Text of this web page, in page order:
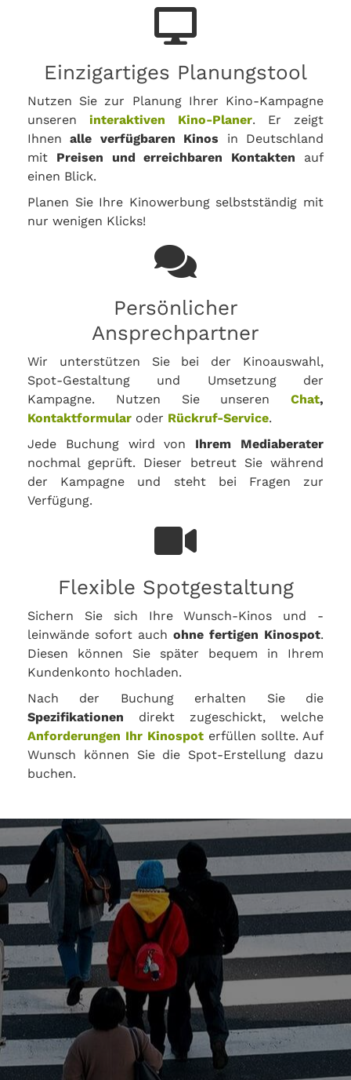
Einzigartiges Planungstool
Nutzen Sie zur Planung Ihrer Kino-Kampagne
unseren interaktiven Kino-Planer. Er zeigt
Ihnenalle verfügbaren Kinos in Deutschland
mit Preisen und erreichbaren Kontakten auf
einen Blick.
Planen Sie Ihre Kinowerbung selbstständig mit
nur wenigen Klicks!
Persönlicher
Ansprechpartner
Wir unterstützen Sie bei der Kinoauswahl,
Spot-Gestaltung und Umsetzung der
Kampagne. Nutzen Sie unseren Chat,
Kontaktformular oder Rückruf-Service.
Jede Buchung wird von Ihrem Mediaberater
nochmal geprüft. Dieser betreut Sie während
der Kampagne und steht bei Fragen zur
Verfügung.
Flexible Spotgestaltung
Sichern Sie sich Ihre Wunsch-Kinos und -
leinwände sofort auch ohne fertigen Kinospot.
Diesen können Sie später bequem in Ihrem
Kundenkonto hochladen.
Nach der Buchung erhalten Sie die
Spezifikationen direkt zugeschickt, welche
Anforderungen Ihr Kinospot erfüllen sollte. Auf
Wunsch können Sie die Spot-Erstellung dazu
buchen.